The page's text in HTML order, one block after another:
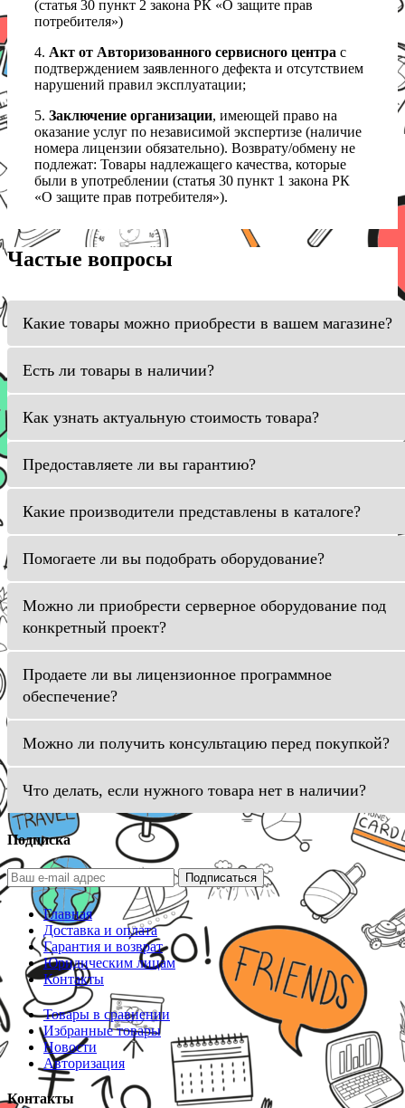
(статья 30 пункт 2 закона РК «О защите прав
потребителя»)
4. Акт от Авторизованного сервисного центра с
подтверждением заявленного дефекта и отсутствием
нарушений правил эксплуатации;
5. Заключение организации, имеющей право на
оказание услуг по независимой экспертизе (наличие
номера лицензии обязательно). Возврату/обмену не
подлежат: Товары надлежащего качества, которые
были в употреблении (статья 30 пункт 1 закона РК
«О защите прав потребителя»).
Частые вопросы
Какие товары можно приобрести в вашем магазине?
Есть ли товары в наличии?
Как узнать актуальную стоимость товара?
Предоставляете ли вы гарантию?
Какие производители представлены в каталоге?
Помогаете ли вы подобрать оборудование?
Можно ли приобрести серверное оборудование под
конкретный проект?
Продаете ли вы лицензионное программное
обеспечение?
Можно ли получить консультацию перед покупкой?
Что делать, если нужного товара нет в наличии?
Подписка
Подписаться
Главная
Доставка и оплата
Гарантия и возврат
Юридическим лицам
Контакты
Товары в сравнении
Избранные товары
Новости
Авторизация
Контакты